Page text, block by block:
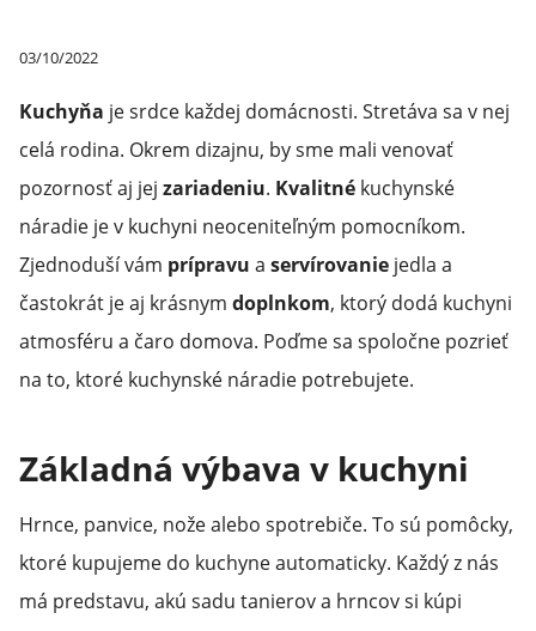
03/10/2022
Kuchyňa je srdce každej domácnosti. Stretáva sa v nej
celá rodina. Okrem dizajnu, by sme mali venovať
pozornosť aj jej zariadeniu. Kvalitné kuchynské
náradie je v kuchyni neoceniteľným pomocníkom.
Zjednoduší vám prípravu a servírovanie jedla a
častokrát je aj krásnym doplnkom, ktorý dodá kuchyni
atmosféru a čaro domova. Poďme sa spoločne pozrieť
na to, ktoré kuchynské náradie potrebujete.
Základná výbava v kuchyni
Hrnce, panvice, nože alebo spotrebiče. To sú pomôcky,
ktoré kupujeme do kuchyne automaticky. Každý z nás
má predstavu, akú sadu tanierov a hrncov si kúpi